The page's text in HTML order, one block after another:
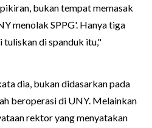
bukan tempat memasak
menolak SPPG'. Hanya tiga
di spanduk itu,"
dia, bukan didasarkan pada
beroperasi di UNY. Melainkan
rektor yang menyatakan